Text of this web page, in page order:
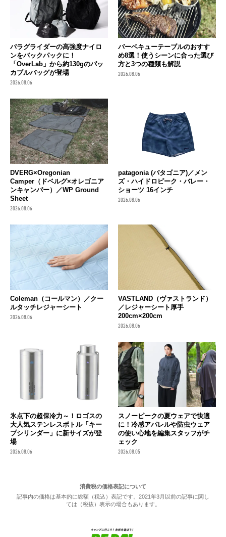
パラグライダーの高強度ナイロ
ンをバックパックに！
「OverLab」から約130gのパッ
カブルバッグが登場
2026.08.06
バーベキューテーブルのおすす
め8選！使うシーンに合った選び
方と3つの種類も解説
2026.08.06
DVERG×Oregonian
Camper（ドベルグ×オレゴニア
ンキャンパー）／WP Ground
Sheet
2026.08.06
patagonia (パタゴニア)／メン
ズ・ハイドロピーク・バレー・
ショーツ 16インチ
2026.08.06
Coleman（コールマン）／クー
ルタッチレジャーシート
2026.08.06
VASTLAND（ヴァストランド）
／レジャーシート厚手
200cm×200cm
2026.08.06
氷点下の超保冷力～！ロゴスの
大人気ステンレスボトル「キー
プシリンダー」に新サイズが登
場
2026.08.06
スノーピークの夏ウェアで快適
に！冷感アパレルや防虫ウェア
の使い心地を編集スタッフがチ
ェック
2026.08.05
消費税の価格表記について
記事内の価格は基本的に総額（税込）表記です。2021年3月以前の記事に関し
ては（税抜）表示の場合もあります。